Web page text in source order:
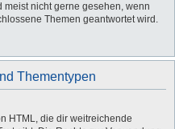
meist nicht gerne gesehen, wenn
Themen geantwortet wird.
Thementypen
HTML, die dir weitreichende